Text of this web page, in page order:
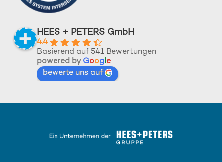
HEES + PETERS GmbH
4.4
Basierend auf 541 Bewertungen
powered by Google
bewerte uns auf